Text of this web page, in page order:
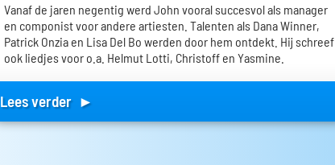
Vanaf de jaren negentig werd John vooral succesvol als manager
en componist voor andere artiesten. Talenten als Dana Winner,
Patrick Onzia en Lisa Del Bo werden door hem ontdekt. Hij schreef
ook liedjes voor o.a. Helmut Lotti, Christoff en Yasmine.
Lees verder ►